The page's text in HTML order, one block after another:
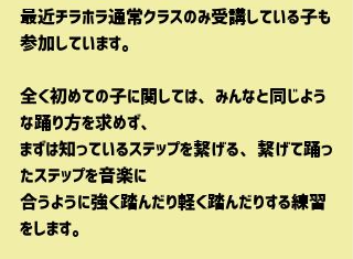
最近チラホラ通常クラスのみ受講している子も
参加しています。
全く初めての子に関しては、みんなと同じよう
な踊り方を求めず、
まずは知っているステップを繋げる、繋げて踊っ
たステップを音楽に
合うように強く踏んだり軽く踏んだりする練習
をします。